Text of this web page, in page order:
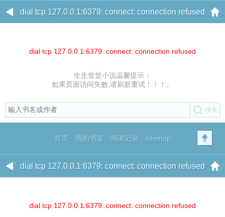
dial tcp 127.0.0.1:6379: connect: connection refused
dial tcp 127.0.0.1:6379: connect: connection refused
生生世世小说温馨提示：
如果页面访问失败,请刷新重试！！！。
首页 我的书架 阅读记录 sitemap
dial tcp 127.0.0.1:6379: connect: connection refused
dial tcp 127.0.0.1:6379: connect: connection refused